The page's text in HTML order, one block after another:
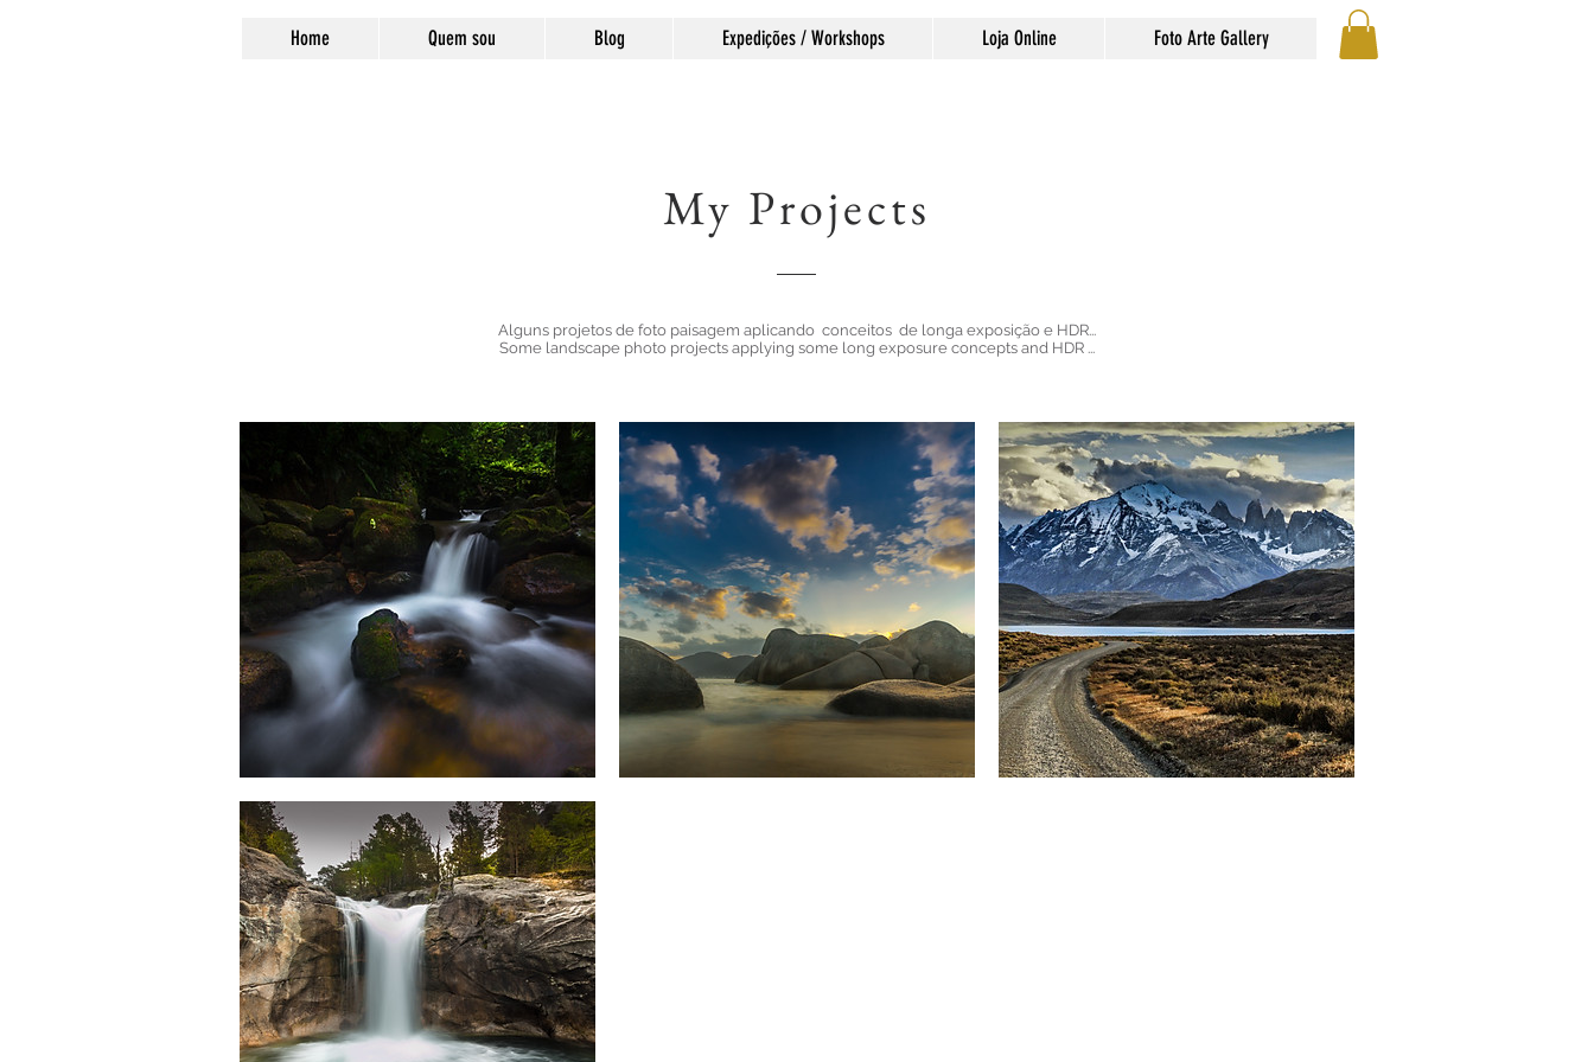
Home Quem sou Blog Expedições / Workshops Loja Online Foto Arte Gallery
My Projects
Alguns projetos de foto paisagem aplicando conceitos de longa exposição e HDR...
Some landscape photo projects applying some long exposure concepts and HDR ...